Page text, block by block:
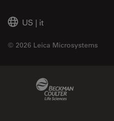
US | it
© 2026 Leica Microsystems